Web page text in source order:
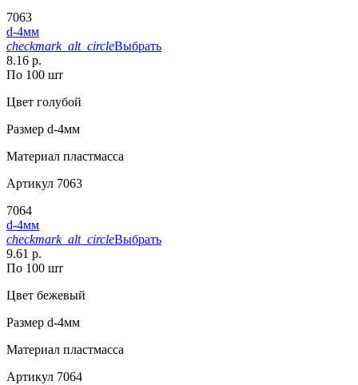
7063
d-4мм
checkmark_alt_circleВыбрать
8.16 р.
По 100 шт
Цвет голубой
Размер d-4мм
Материал пластмасса
Артикул 7063
7064
d-4мм
checkmark_alt_circleВыбрать
9.61 р.
По 100 шт
Цвет бежевый
Размер d-4мм
Материал пластмасса
Артикул 7064